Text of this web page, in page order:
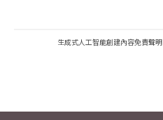
生成式人工智能創建內容免責聲明